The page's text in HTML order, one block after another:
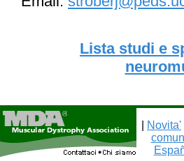
Lista studi e
Novita'